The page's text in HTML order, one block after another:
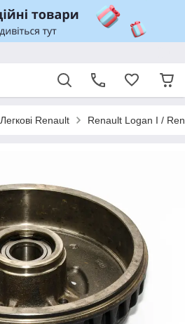
Легкові Renault Renault Logan I /